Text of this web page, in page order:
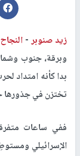
زيد صنوبر-
وبرقة، جنوب
بدا كأنه امتداد
تختزن في جذورها
ففي ساعات
الإسرائيلي